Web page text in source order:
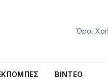
Όροι
ΒΊΝΤΕΟ